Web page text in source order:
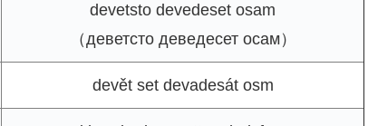
devetsto devedeset osam
（деветсто деведесет осам）
devět set devadesát osm